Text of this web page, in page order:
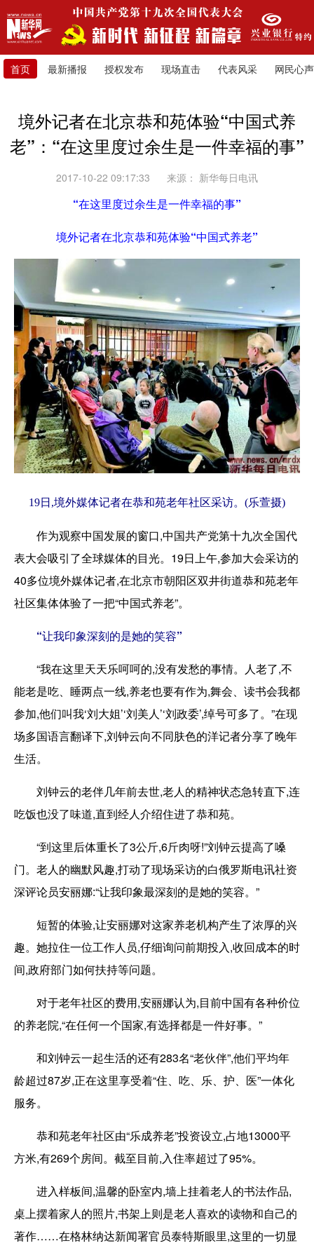
首页 最新播报 授权发布 现场直击 代表风采 网民心声
境外记者在北京恭和苑体验“中国式养
老”：“在这里度过余生是一件幸福的事”
2017-10-22 09:17:33 来源： 新华每日电讯
“在这里度过余生是一件幸福的事”
境外记者在北京恭和苑体验“中国式养老”
19日,境外媒体记者在恭和苑老年社区采访。(乐萱摄)
作为观察中国发展的窗口,中国共产党第十九次全国代
表大会吸引了全球媒体的目光。19日上午,参加大会采访的
40多位境外媒体记者,在北京市朝阳区双井街道恭和苑老年
社区集体体验了一把“中国式养老”。
“让我印象深刻的是她的笑容”
“我在这里天天乐呵呵的,没有发愁的事情。人老了,不
能老是吃、睡两点一线,养老也要有作为,舞会、读书会我都
参加,他们叫我‘刘大姐’‘刘美人’‘刘政委’,绰号可多了。”在现
场多国语言翻译下,刘钟云向不同肤色的洋记者分享了晚年
生活。
刘钟云的老伴几年前去世,老人的精神状态急转直下,连
吃饭也没了味道,直到经人介绍住进了恭和苑。
“到这里后体重长了3公斤,6斤肉呀!”刘钟云提高了嗓
门。老人的幽默风趣,打动了现场采访的白俄罗斯电讯社资
深评论员安丽娜:“让我印象最深刻的是她的笑容。”
短暂的体验,让安丽娜对这家养老机构产生了浓厚的兴
趣。她拉住一位工作人员,仔细询问前期投入,收回成本的时
间,政府部门如何扶持等问题。
对于老年社区的费用,安丽娜认为,目前中国有各种价位
的养老院,“在任何一个国家,有选择都是一件好事。”
和刘钟云一起生活的还有283名“老伙伴”,他们平均年
龄超过87岁,正在这里享受着“住、吃、乐、护、医”一体化
服务。
恭和苑老年社区由“乐成养老”投资设立,占地13000平
方米,有269个房间。截至目前,入住率超过了95%。
进入样板间,温馨的卧室内,墙上挂着老人的书法作品,
桌上摆着家人的照片,书架上则是老人喜欢的读物和自己的
著作……在格林纳达新闻署官员泰特斯眼里,这里的一切显